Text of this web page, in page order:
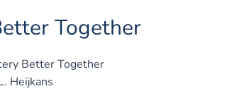
Together
Better Together
Heijkans